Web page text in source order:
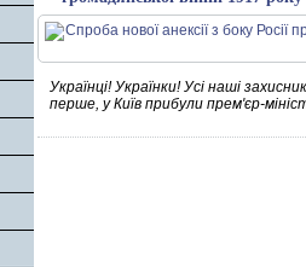
Українці! Українки! Усі наші
перше, у Київ прибули прем'єр-